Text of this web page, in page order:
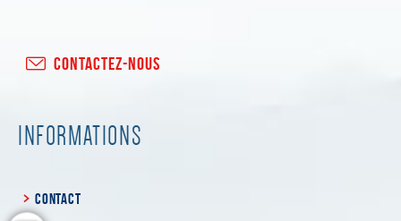
CONTACTEZ-NOUS
INFORMATIONS
CONTACT